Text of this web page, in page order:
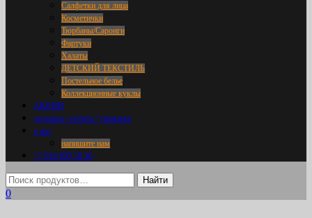
Салфетки для лица
Косметички
Тюрбаны/Саронги
Фартуки
Халаты
ДЕТСКИЙ ТЕКСТИЛЬ
Постельное белье
Коллекционные куклы
АКЦИИ
доставка / оплата / упаковка
о нас
напишите нам
+7 916 695 18 36
0